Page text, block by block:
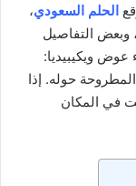
الحلم السعودي،
وبعض التفاصيل
عوض ويكيبيديا:
حوله. إذا
في المكان